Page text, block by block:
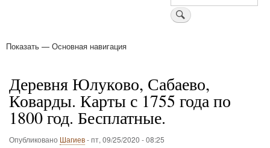
Основная
Показать — Основная навигация
Деревня Юлуково, Сабаево,
Коварды. Карты с 1755 года по
1800 год. Бесплатные.
Опубликовано Шагиев-пт, 09/25/2020 - 08:25